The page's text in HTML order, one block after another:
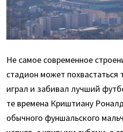
Не самое современное
стадион может
играл и забивал лучший
те времена Криштиану
обычного фуншальского